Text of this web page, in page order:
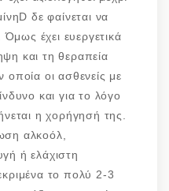
δε φαίνεται να
έχει ευεργετικά
και τη θεραπεία
οι ασθενείς με
και για το λόγο
η χορήγησή της.
αλκοόλ,
ή ελάχιστη
το πολύ 2-3